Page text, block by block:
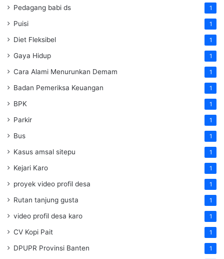
Pedagang babi ds 1
Puisi 1
Diet Fleksibel 1
Gaya Hidup 1
Cara Alami Menurunkan Demam 1
Badan Pemeriksa Keuangan 1
BPK 1
Parkir 1
Bus 1
Kasus amsal sitepu 1
Kejari Karo 1
proyek video profil desa 1
Rutan tanjung gusta 1
video profil desa karo 1
CV Kopi Pait 1
DPUPR Provinsi Banten 1